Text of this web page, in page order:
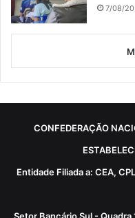
7/08/
CONFEDERAÇÃO
Entidade Filiada a: CEA,